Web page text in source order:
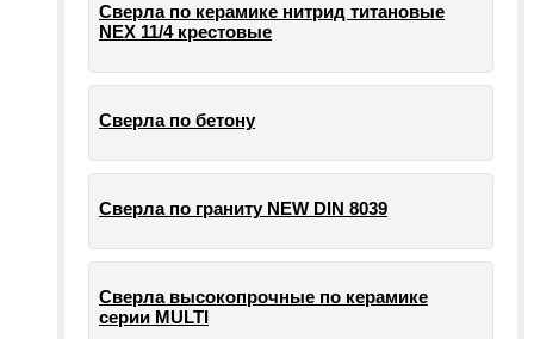
Сверла по керамике нитрид титановые
NEX 11/4 крестовые
Сверла по бетону
Сверла по граниту NEW DIN 8039
Сверла высокопрочные по керамике
серии MULTI